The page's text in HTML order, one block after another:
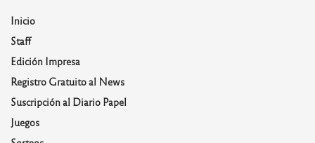
Inicio
Staff
Edición Impresa
Registro Gratuito al News
Suscripción al Diario Papel
Juegos